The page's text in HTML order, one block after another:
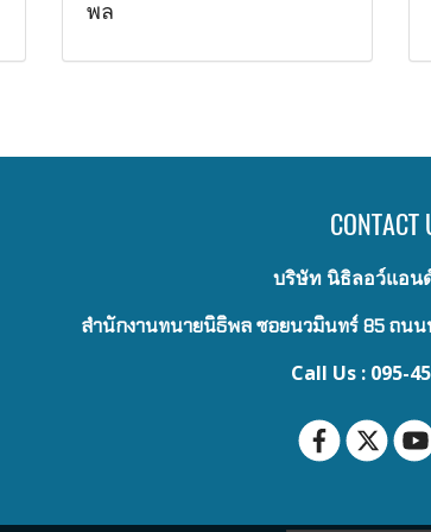
พล
CONTACT
บริษัท นิธิลอว์แอน
สำนักงานทนายนิธิพล ซอยนวมินทร์ 85 ถนน
Call Us : 095-